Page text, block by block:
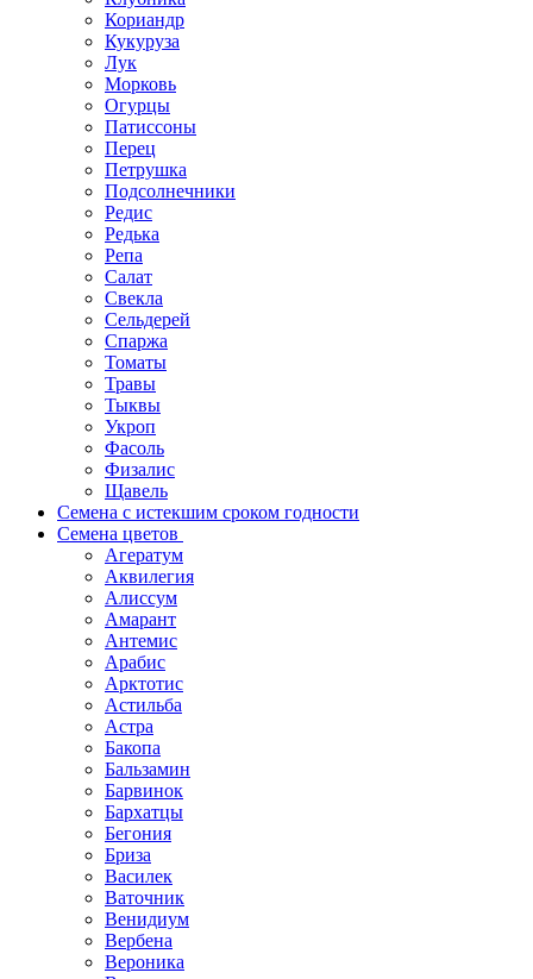
Кориандр
Кукуруза
Лук
Морковь
Огурцы
Патиссоны
Перец
Петрушка
Подсолнечники
Редис
Редька
Репа
Салат
Свекла
Сельдерей
Спаржа
Томаты
Травы
Тыквы
Укроп
Фасоль
Физалис
Щавель
Семена с истекшим сроком годности
Семена цветов
Агератум
Аквилегия
Алиссум
Амарант
Антемис
Арабис
Арктотис
Астильба
Астра
Бакопа
Бальзамин
Барвинок
Бархатцы
Бегония
Бриза
Василек
Ваточник
Венидиум
Вербена
Вероника